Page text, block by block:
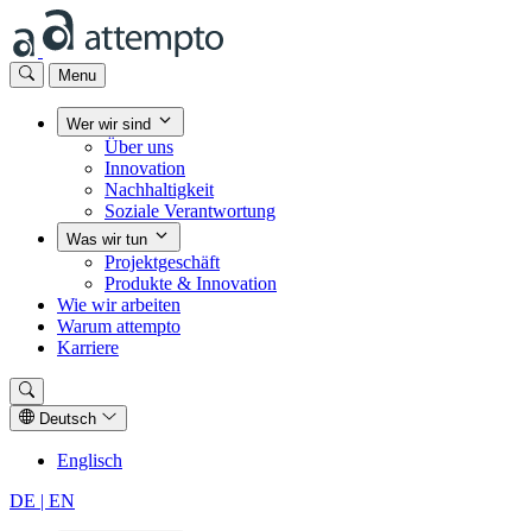
Menu
Wer wir sind
Über uns
Innovation
Nachhaltigkeit
Soziale Verantwortung
Was wir tun
Projektgeschäft
Produkte & Innovation
Wie wir arbeiten
Warum attempto
Karriere
Deutsch
Englisch
DE | EN